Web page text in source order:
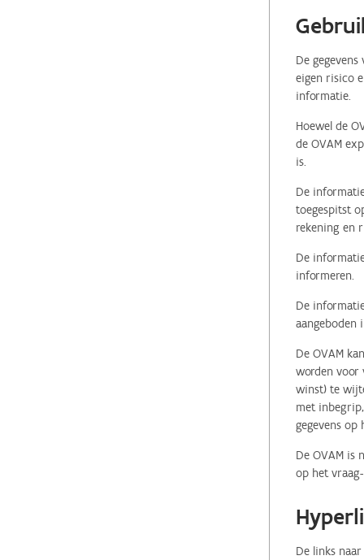
De
eigen risico
informatie.
Hoewel de
de OVAM
is.
De
toegespitst
rekening en
De
informeren.
De
aangeboden
De OVAM
worden voor
winst) te
met
gegevens
De OVAM is
op het
De links